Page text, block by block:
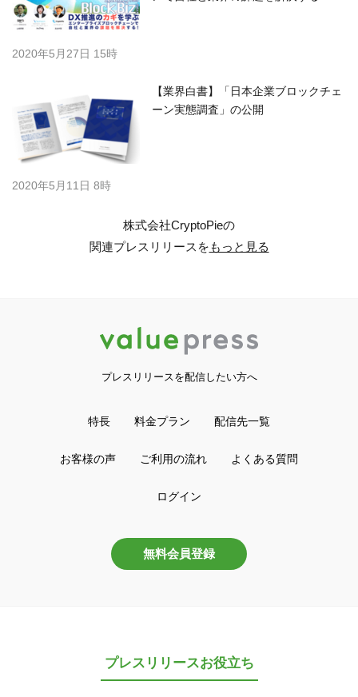
2020年5月27日 15時
【業界白書】「日本企業ブロックチェ
ーン実態調査」の公開
2020年5月11日 8時
株式会社CryptoPieの
関連プレスリリースをもっと見る
プレスリリースを配信したい方へ
特長 料金プラン 配信先一覧
お客様の声 ご利用の流れ よくある質問
ログイン
無料会員登録
プレスリリースお役立ち